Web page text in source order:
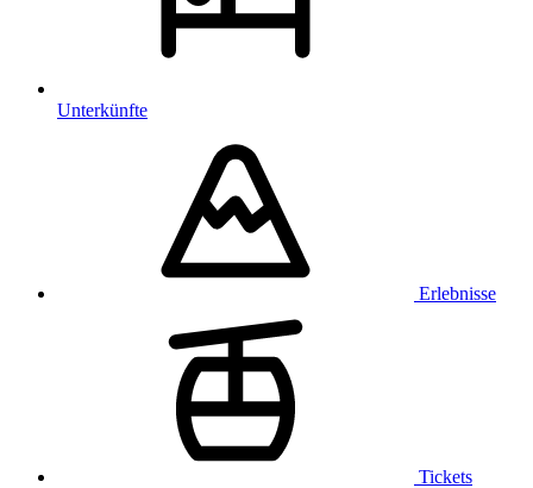
Unterkünfte
Erlebnisse
Tickets